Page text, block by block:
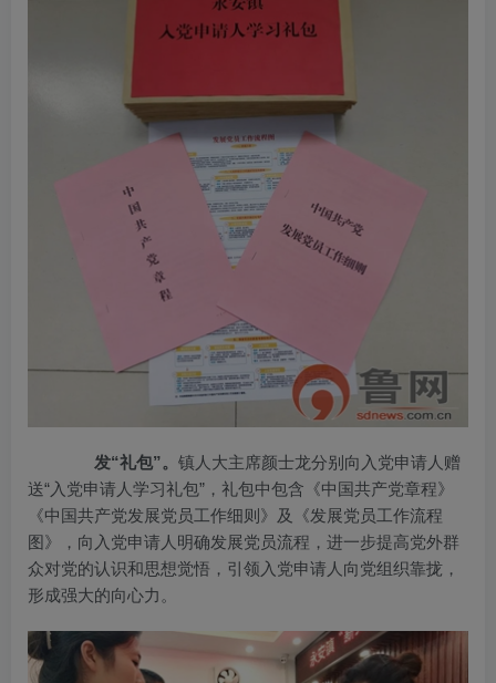
发“礼包”。 镇人大主席颜士龙分别向入党申请人赠
送“入党申请人学习礼包”，礼包中包含《中国共产党章程》
《中国共产党发展党员工作细则》及《发展党员工作流程
图》，向入党申请人明确发展党员流程，进一步提高党外群
众对党的认识和思想觉悟，引领入党申请人向党组织靠拢，
形成强大的向心力。